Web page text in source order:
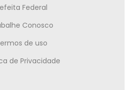
Federal
Conosco
de uso
de Privacidade